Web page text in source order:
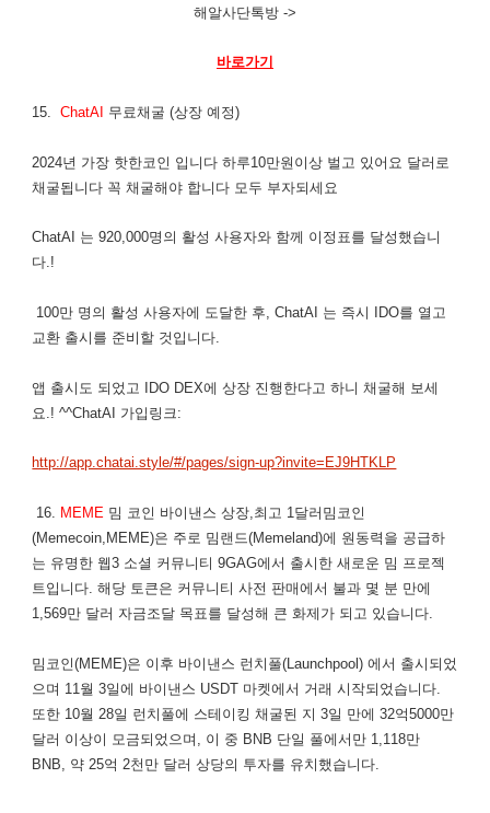
해알사단톡방 ->
바로가기
15.ChatAI 무료채굴 (상장 예정)
2024년 가장 핫한코인 입니다 하루10만원이상 벌고 있어요 달러로
채굴됩니다 꼭 채굴해야 합니다 모두 부자되세요
ChatAI 는 920,000명의 활성 사용자와 함께 이정표를 달성했습니
다.!
100만 명의 활성 사용자에 도달한 후, ChatAI 는 즉시 IDO를 열고
교환 출시를 준비할 것입니다.
앱 출시도 되었고 IDO DEX에 상장 진행한다고 하니 채굴해 보세
요.! ^^ChatAI 가입링크:
http://app.chatai.style/#/pages/sign-up?invite=EJ9HTKLP
16. MEME 밈 코인 바이낸스 상장,최고 1달러밈코인
(Memecoin,MEME)은 주로 밈랜드(Memeland)에 원동력을 공급하
는 유명한 웹3 소셜 커뮤니티 9GAG에서 출시한 새로운 밈 프로젝
트입니다. 해당 토큰은 커뮤니티 사전 판매에서 불과 몇 분 만에
1,569만 달러 자금조달 목표를 달성해 큰 화제가 되고 있습니다.
밈코인(MEME)은 이후 바이낸스 런치풀(Launchpool) 에서 출시되었
으며 11월 3일에 바이낸스 USDT 마켓에서 거래 시작되었습니다.
또한 10월 28일 런치풀에 스테이킹 채굴된 지 3일 만에 32억5000만
달러 이상이 모금되었으며, 이 중 BNB 단일 풀에서만 1,118만
BNB, 약 25억 2천만 달러 상당의 투자를 유치했습니다.